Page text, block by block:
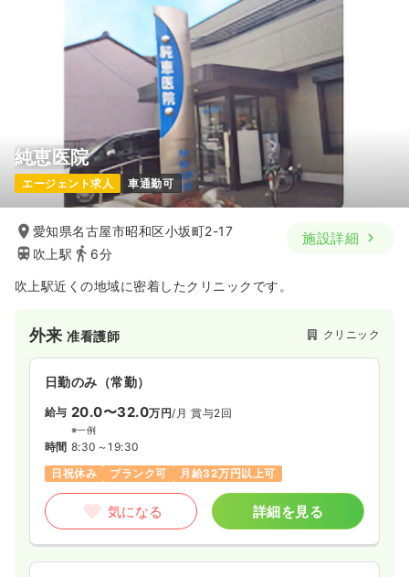
純恵医院
エージェント求人 車通勤可
愛知県名古屋市昭和区小坂町2-17
吹上駅
6分
施設詳細
吹上駅近くの地域に密着したクリニックです。
外来准看護師 クリニック
日勤のみ（常勤）
給与 20.0〜32.0万円/月 賞与2回
※一例
時間 8:30～19:30
日祝休み
ブランク可 月給32万円以上可
気になる 詳細を見る